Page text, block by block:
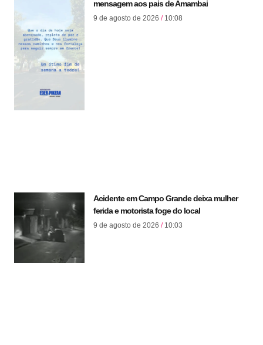
mensagem aos pais de Amambai
9 de agosto de 2026 10:08
Acidente em Campo Grande deixa mulher
ferida e motorista foge do local
9 de agosto de 2026 10:03